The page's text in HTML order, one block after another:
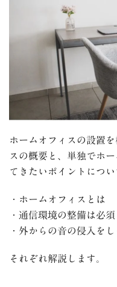
ホームオフィスの設置
スの概要と、単独でホ
てきたいポイントについ
・ホームオフィスとは
・通信環境の整備は必須
・外からの音の侵入を
それぞれ解説します。